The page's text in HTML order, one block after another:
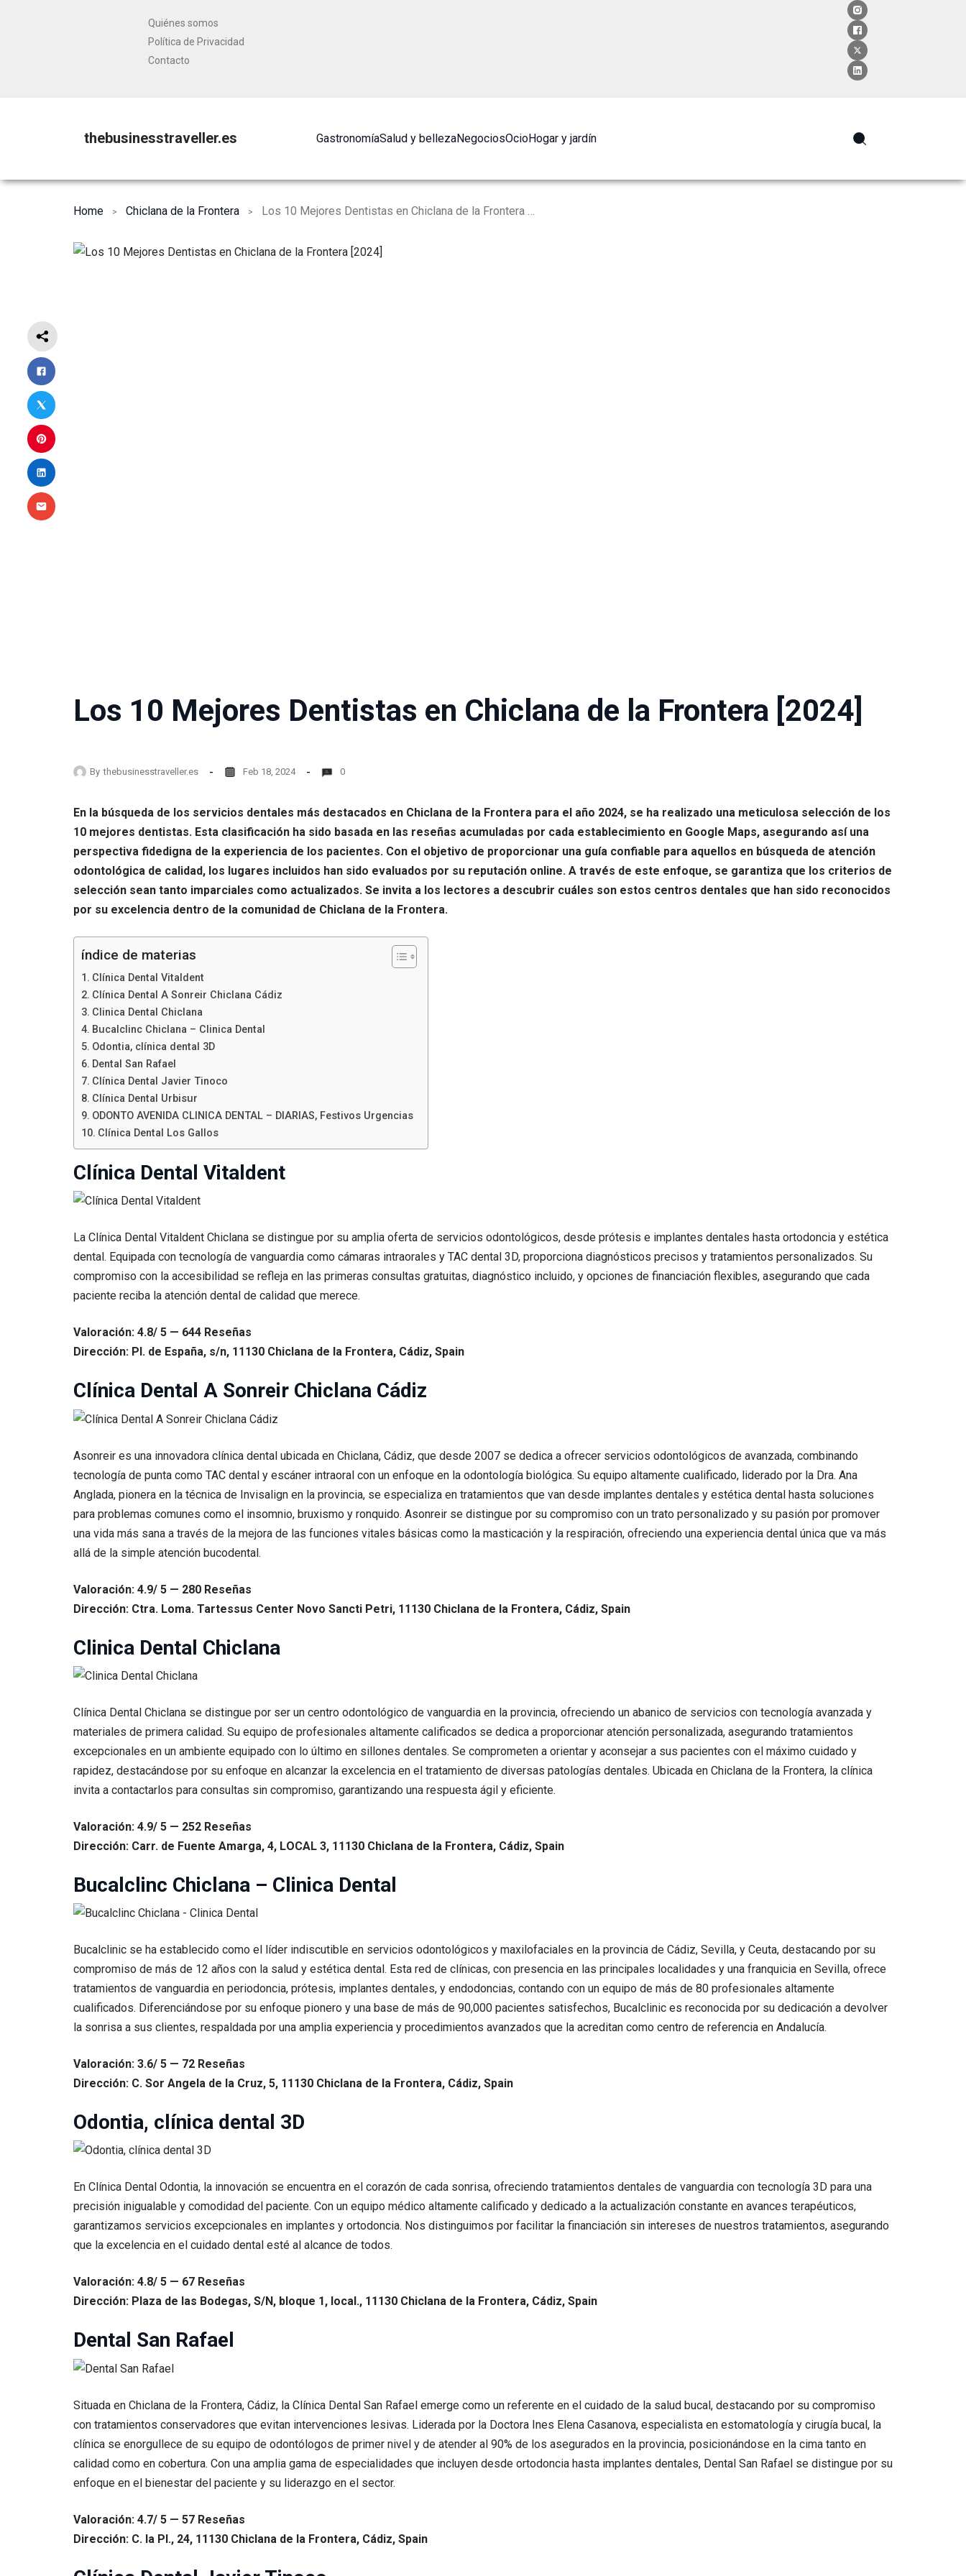
Quiénes somos
Política de Privacidad
Contacto
thebusinesstraveller.es GastronomíaSalud y bellezaNegociosOcioHogar y jardín
Home Chiclana de la Frontera
Los 10 Mejores Dentistas en Chiclana de la Frontera [2024]
By thebusinesstraveller.es Feb 18, 2024 0
En la búsqueda de los servicios dentales más destacados en Chiclana de la Frontera para el año 2024, se ha realizado una meticulosa selección de los
10 mejores dentistas. Esta clasificación ha sido basada en las reseñas acumuladas por cada establecimiento en Google Maps, asegurando así una
perspectiva fidedigna de la experiencia de los pacientes. Con el objetivo de proporcionar una guía confiable para aquellos en búsqueda de atención
odontológica de calidad, los lugares incluidos han sido evaluados por su reputación online. A través de este enfoque, se garantiza que los criterios de
selección sean tanto imparciales como actualizados. Se invita a los lectores a descubrir cuáles son estos centros dentales que han sido reconocidos
por su excelencia dentro de la comunidad de Chiclana de la Frontera.
índice de materias
Clínica Dental Vitaldent
Clínica Dental A Sonreir Chiclana Cádiz
Clinica Dental Chiclana
Bucalclinc Chiclana – Clinica Dental
Odontia, clínica dental 3D
Dental San Rafael
Clínica Dental Javier Tinoco
Clínica Dental Urbisur
ODONTO AVENIDA CLINICA DENTAL – DIARIAS, Festivos Urgencias
Clínica Dental Los Gallos
Clínica Dental Vitaldent
La Clínica Dental Vitaldent Chiclana se distingue por su amplia oferta de servicios odontológicos, desde prótesis e implantes dentales hasta ortodoncia y estética
dental. Equipada con tecnología de vanguardia como cámaras intraorales y TAC dental 3D, proporciona diagnósticos precisos y tratamientos personalizados. Su
compromiso con la accesibilidad se refleja en las primeras consultas gratuitas, diagnóstico incluido, y opciones de financiación flexibles, asegurando que cada
paciente reciba la atención dental de calidad que merece.
Valoración: 4.8/ 5 — 644 Reseñas
Dirección: Pl. de España, s/n, 11130 Chiclana de la Frontera, Cádiz, Spain
Clínica Dental A Sonreir Chiclana Cádiz
Asonreir es una innovadora clínica dental ubicada en Chiclana, Cádiz, que desde 2007 se dedica a ofrecer servicios odontológicos de avanzada, combinando
tecnología de punta como TAC dental y escáner intraoral con un enfoque en la odontología biológica. Su equipo altamente cualificado, liderado por la Dra. Ana
Anglada, pionera en la técnica de Invisalign en la provincia, se especializa en tratamientos que van desde implantes dentales y estética dental hasta soluciones
para problemas comunes como el insomnio, bruxismo y ronquido. Asonreir se distingue por su compromiso con un trato personalizado y su pasión por promover
una vida más sana a través de la mejora de las funciones vitales básicas como la masticación y la respiración, ofreciendo una experiencia dental única que va más
allá de la simple atención bucodental.
Valoración: 4.9/ 5 — 280 Reseñas
Dirección: Ctra. Loma. Tartessus Center Novo Sancti Petri, 11130 Chiclana de la Frontera, Cádiz, Spain
Clinica Dental Chiclana
Clínica Dental Chiclana se distingue por ser un centro odontológico de vanguardia en la provincia, ofreciendo un abanico de servicios con tecnología avanzada y
materiales de primera calidad. Su equipo de profesionales altamente calificados se dedica a proporcionar atención personalizada, asegurando tratamientos
excepcionales en un ambiente equipado con lo último en sillones dentales. Se comprometen a orientar y aconsejar a sus pacientes con el máximo cuidado y
rapidez, destacándose por su enfoque en alcanzar la excelencia en el tratamiento de diversas patologías dentales. Ubicada en Chiclana de la Frontera, la clínica
invita a contactarlos para consultas sin compromiso, garantizando una respuesta ágil y eficiente.
Valoración: 4.9/ 5 — 252 Reseñas
Dirección: Carr. de Fuente Amarga, 4, LOCAL 3, 11130 Chiclana de la Frontera, Cádiz, Spain
Bucalclinc Chiclana – Clinica Dental
Bucalclinic se ha establecido como el líder indiscutible en servicios odontológicos y maxilofaciales en la provincia de Cádiz, Sevilla, y Ceuta, destacando por su
compromiso de más de 12 años con la salud y estética dental. Esta red de clínicas, con presencia en las principales localidades y una franquicia en Sevilla, ofrece
tratamientos de vanguardia en periodoncia, prótesis, implantes dentales, y endodoncias, contando con un equipo de más de 80 profesionales altamente
cualificados. Diferenciándose por su enfoque pionero y una base de más de 90,000 pacientes satisfechos, Bucalclinic es reconocida por su dedicación a devolver
la sonrisa a sus clientes, respaldada por una amplia experiencia y procedimientos avanzados que la acreditan como centro de referencia en Andalucía.
Valoración: 3.6/ 5 — 72 Reseñas
Dirección: C. Sor Angela de la Cruz, 5, 11130 Chiclana de la Frontera, Cádiz, Spain
Odontia, clínica dental 3D
En Clínica Dental Odontia, la innovación se encuentra en el corazón de cada sonrisa, ofreciendo tratamientos dentales de vanguardia con tecnología 3D para una
precisión inigualable y comodidad del paciente. Con un equipo médico altamente calificado y dedicado a la actualización constante en avances terapéuticos,
garantizamos servicios excepcionales en implantes y ortodoncia. Nos distinguimos por facilitar la financiación sin intereses de nuestros tratamientos, asegurando
que la excelencia en el cuidado dental esté al alcance de todos.
Valoración: 4.8/ 5 — 67 Reseñas
Dirección: Plaza de las Bodegas, S/N, bloque 1, local., 11130 Chiclana de la Frontera, Cádiz, Spain
Dental San Rafael
Situada en Chiclana de la Frontera, Cádiz, la Clínica Dental San Rafael emerge como un referente en el cuidado de la salud bucal, destacando por su compromiso
con tratamientos conservadores que evitan intervenciones lesivas. Liderada por la Doctora Ines Elena Casanova, especialista en estomatología y cirugía bucal, la
clínica se enorgullece de su equipo de odontólogos de primer nivel y de atender al 90% de los asegurados en la provincia, posicionándose en la cima tanto en
calidad como en cobertura. Con una amplia gama de especialidades que incluyen desde ortodoncia hasta implantes dentales, Dental San Rafael se distingue por su
enfoque en el bienestar del paciente y su liderazgo en el sector.
Valoración: 4.7/ 5 — 57 Reseñas
Dirección: C. la Pl., 24, 11130 Chiclana de la Frontera, Cádiz, Spain